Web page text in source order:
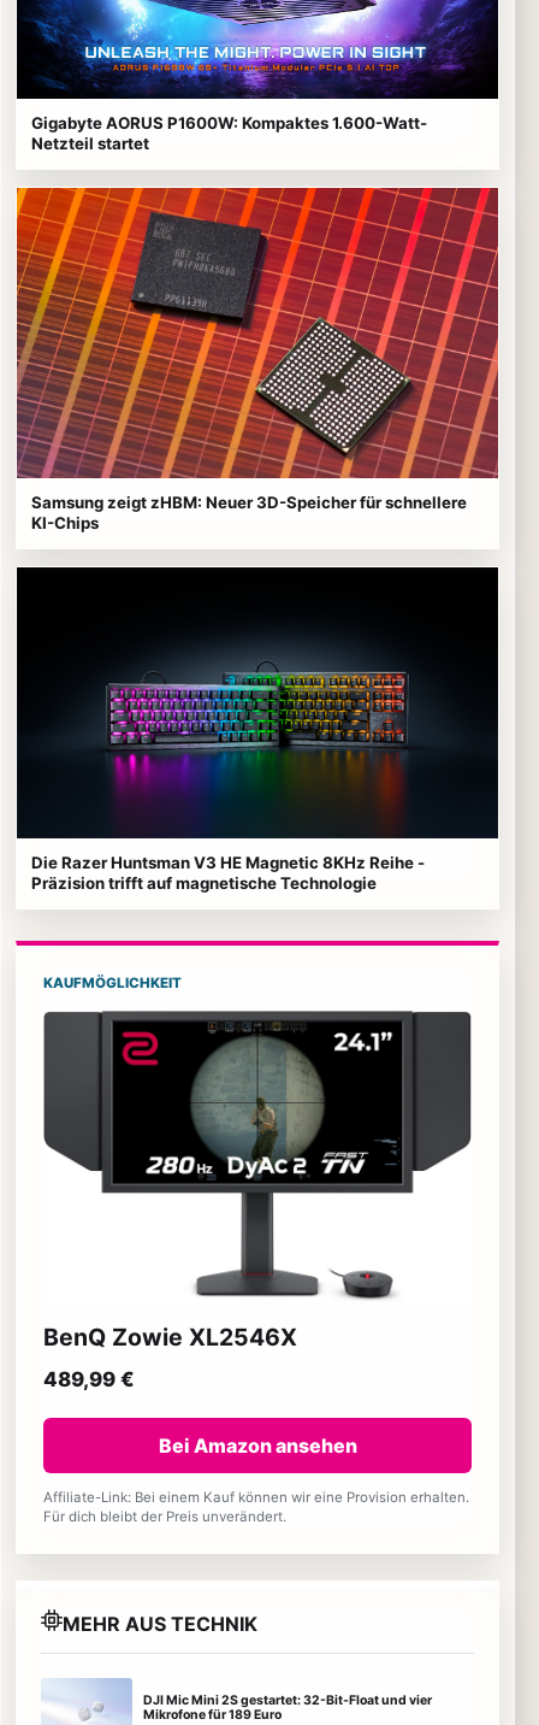
Gigabyte AORUS P1600W: Kompaktes 1.600-Watt-
Netzteil startet
Samsung zeigt zHBM: Neuer 3D-Speicher für schnellere
KI-Chips
Die Razer Huntsman V3 HE Magnetic 8KHz Reihe -
Präzision trifft auf magnetische Technologie
KAUFMÖGLICHKEIT
BenQ Zowie XL2546X
489,99 €
Bei Amazon ansehen
Affiliate-Link: Bei einem Kauf können wir eine Provision erhalten.
Für dich bleibt der Preis unverändert.
MEHR AUS TECHNIK
DJI Mic Mini 2S gestartet: 32-Bit-Float und vier
Mikrofone für 189 Euro